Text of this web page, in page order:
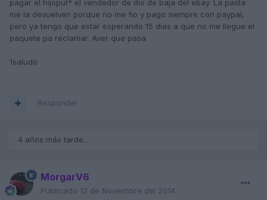
pagar el hijoput* el vendedor de dio de baja del ebay. La pasta
me la devuelven porque no me fio y pago siempre con paypal,
pero ya tengo que estar esperando 15 dias a que no me llegue el
paquete pa reclamar. Aver que pasa
1saludo
Responder
4 años más tarde...
MorgarV6
Publicado 12 de Noviembre del 2014